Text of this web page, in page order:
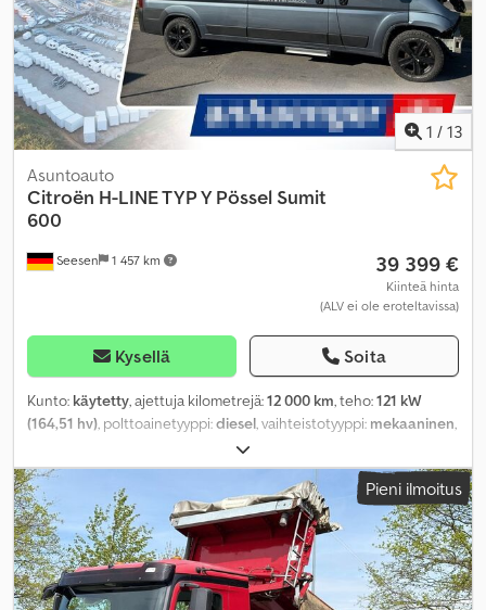
1 / 13
Seesen 1 457 km
Asuntoauto
Citroën H-LINE TYP Y Pössel Sumit
600
39 399 €
Kiinteä hinta
(ALV ei ole eroteltavissa)
Kysellä Soita
Kunto: käytetty, ajettuja kilometrejä:12 000 km, teho:121 kW
(164,51 hv), polttoainetyyppi:diesel, vaihteistotyyppi: mekaaninen,
, seuraava tarkastus (TÜV):
päästöluokka:Euro 6, kokonaispaino:3 500 kg, Varusteet:ABS,
elektroninen ajonvakautusjärjestelmä (ESP), keskuslukitus, oli
osallisena onnettomuudessa,
Pieni ilmoitus